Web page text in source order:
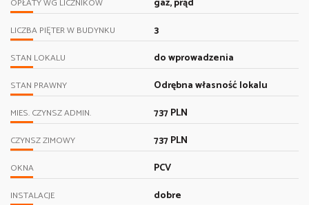
OPŁATY WG LICZNIKÓW
LICZBA PIĘTER W BUDYNKU 3
STAN LOKALU do wprowadzenia
STAN PRAWNY Odrębna własność lokalu
MIES. CZYNSZ ADMIN. 737 PLN
CZYNSZ ZIMOWY 737 PLN
OKNA PCV
INSTALACJE dobre